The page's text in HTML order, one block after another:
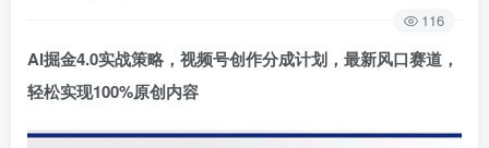
116
AI掘金4.0实战策略，视频号创作分成计划，最新风口赛道，
轻松实现100%原创内容